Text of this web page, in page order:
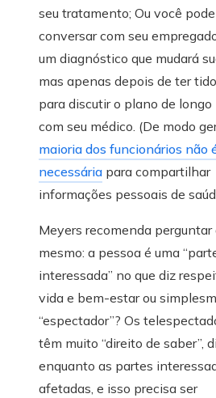
seu tratamento; Ou você pode
conversar com seu
um diagnóstico que mudará
mas apenas depois de ter
para discutir o plano de longo
com seu médico. (De modo
maioria dos funcionários não
necessária para compartilhar
informações pessoais de
Meyers recomenda perguntar
mesmo: a pessoa é uma
interessada” no que diz
vida e bem-estar ou
“espectador”? Os
têm muito “direito de saber”,
enquanto as partes
afetadas, e isso precisa ser